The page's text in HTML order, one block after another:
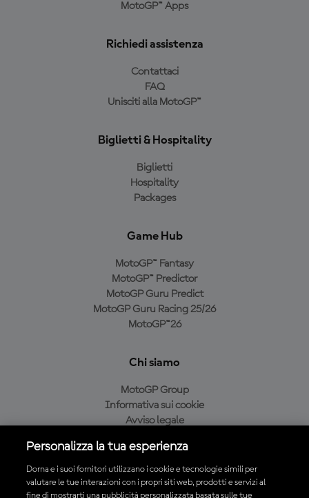
MotoGP™ Apps
Richiedi assistenza
Contattaci
FAQ
Unisciti alla MotoGP™
Biglietti & Hospitality
Biglietti
Hospitality
Packages
Game Hub
MotoGP™ Fantasy
MotoGP™ Predictor
MotoGP Guru Predict
MotoGP Guru Racing 25/26
MotoGP™26
Chi siamo
MotoGP Group
Informativa sui cookie
Avviso legale
Condizioni di acquisto
Personalizza la tua esperienza
Dorna e i suoi fornitori utilizzano i cookie e tecnologie simili per
valutare le tue interazioni con i propri siti web, prodotti e servizi al
fine di mostrarti una pubblicità personalizzata basata sulle tue